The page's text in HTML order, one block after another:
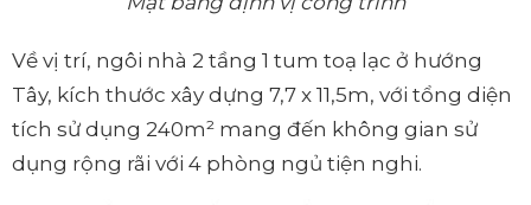
Về vị trí, ngôi nhà 2 tầng 1 tum toạ lạc ở hướng
Tây, kích thước xây dựng 7,7 x 11,5m, với tổng diện
tích sử dụng 240m² mang đến không gian sử
dụng rộng rãi với 4 phòng ngủ tiện nghi.